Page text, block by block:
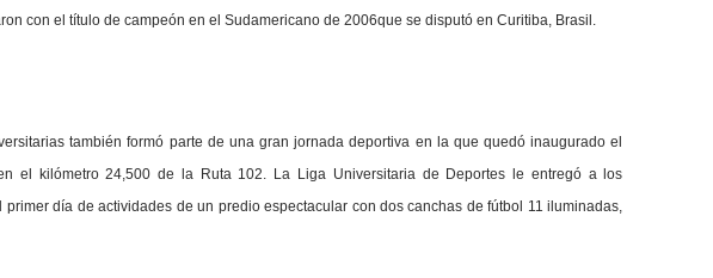
con el título de campeón en el Sudamericano de 2006que se disputó en Curitiba, Brasil.
también formó parte de una gran jornada deportiva en la que quedó inaugurado el
el kilómetro 24,500 de la Ruta 102. La Liga Universitaria de Deportes le entregó a los
día de actividades de un predio espectacular con dos canchas de fútbol 11 iluminadas,